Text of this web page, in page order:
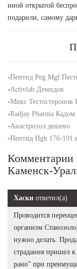
иной открытой
подарили, самому
-Пептид Peg Mgf
-Activlab Демидов
-Микс Тестостеронов
-Radjay Pharma Кадом
-Анастрозол дешево
-Пептид Hgh 176-191
Комментарии
Каменск-
Хаски ответил(а)
Проводится
организм
нужно делать.
страдания пришел
рано" при